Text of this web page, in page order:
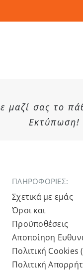
μαζί σας το
Εκτύπωση!
ΠΛΗΡΟΦΟΡΙΕΣ:
Σχετικά με εμάς
Όροι και
Προϋποθέσεις
Αποποίηση
Πολιτική Cookies
Πολιτική